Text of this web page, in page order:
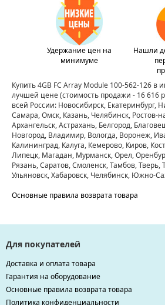
Удержание цен на
минимуме
Нашли
Купить 4GB FC Array Module 100-562-126 в
лучшей цене(стоимость продажи - 16 616
всей России: Новосибирск, Екатеринбург,
Самара, Омск, Казань, Челябинск, Ростов-
Архангельск, Астрахань, Белгород,
Новгород, Владимир, Вологда, Воронеж,
Калининград, Калуга, Кемерово, Киров,
Липецк, Магадан, Мурманск, Орел,
Рязань, Саратов, Смоленск, Тамбов, Тверь,
Ульяновск, Хабаровск, Челябинск, Южно-
Основные правила возврата товара
Для покупателей
Доставка и оплата товара
Гарантия на оборудование
Основные правила возврата товара
Политика конфиденциальности